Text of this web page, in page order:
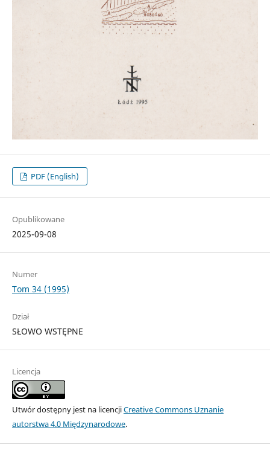
PDF (English)
Opublikowane
2025-09-08
Numer
Tom 34 (1995)
Dział
SŁOWO WSTĘPNE
Licencja
Utwór dostępny jest na licencjiCreative Commons Uznanie
autorstwa 4.0 Międzynarodowe.